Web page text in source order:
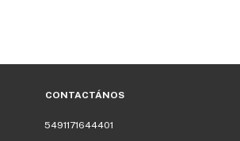
CONTACTÁNOS
5491171644401